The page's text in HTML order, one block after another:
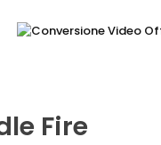
Fire